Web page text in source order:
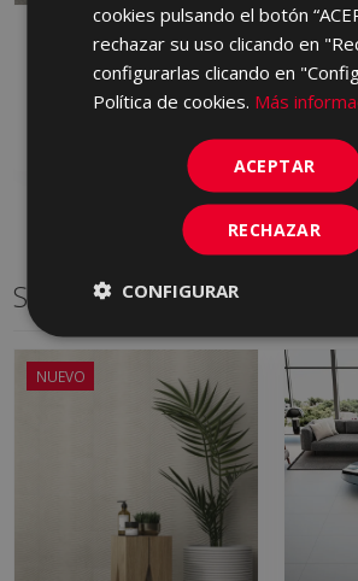
PETRALAVA GRIS ANTID
33 X 33
LZR710 | 33x33
Series relacionadas
NUEVO
cookies pulsando el botón
rechazar su uso clicando en
configurarlas clicando en
Política de cookies. Más
ACEPTAR
RECHAZAR
CONFIGURAR